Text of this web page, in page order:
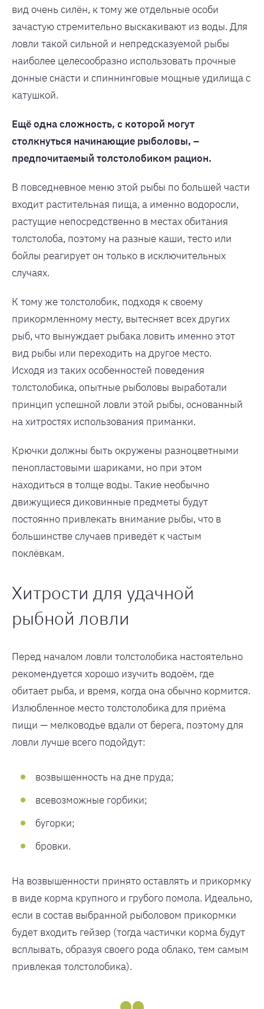
вид очень силён, к тому же отдельные особи
зачастую стремительно выскакивают из воды. Для
ловли такой сильной и непредсказуемой рыбы
наиболее целесообразно использовать прочные
донные снасти и спиннинговые мощные удилища с
катушкой.
Ещё одна сложность, с которой могут
столкнуться начинающие рыболовы, –
предпочитаемый толстолобиком рацион.
В повседневное меню этой рыбы по большей части
входит растительная пища, а именно водоросли,
растущие непосредственно в местах обитания
толстолоба, поэтому на разные каши, тесто или
бойлы реагирует он только в исключительных
случаях.
К тому же толстолобик, подходя к своему
прикормленному месту, вытесняет всех других
рыб, что вынуждает рыбака ловить именно этот
вид рыбы или переходить на другое место.
Исходя из таких особенностей поведения
толстолобика, опытные рыболовы выработали
принцип успешной ловли этой рыбы, основанный
на хитростях использования приманки.
Крючки должны быть окружены разноцветными
пенопластовыми шариками, но при этом
находиться в толще воды. Такие необычно
движущиеся диковинные предметы будут
постоянно привлекать внимание рыбы, что в
большинстве случаев приведёт к частым
поклёвкам.
Хитрости для удачной
рыбной ловли
Перед началом ловли толстолобика настоятельно
рекомендуется хорошо изучить водоём, где
обитает рыба, и время, когда она обычно кормится.
Излюбленное место толстолобика для приёма
пищи — мелководье вдали от берега, поэтому для
ловли лучше всего подойдут:
возвышенность на дне пруда;
всевозможные горбики;
бугорки;
бровки.
На возвышенности принято оставлять и прикормку
в виде корма крупного и грубого помола. Идеально,
если в состав выбранной рыболовом прикормки
будет входить гейзер (тогда частички корма будут
всплывать, образуя своего рода облако, тем самым
привлекая толстолобика).